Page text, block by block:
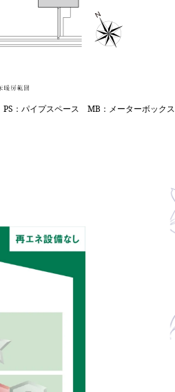
PS：パイプスペース MB：メーターボックス